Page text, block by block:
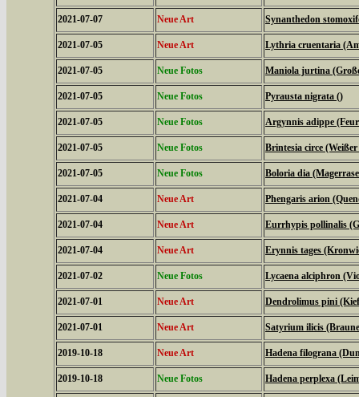
2021-07-07 Neue Art Synanthedon
2021-07-05 Neue Art Lythria cruentaria
2021-07-05 Neue Fotos Maniola jurtina
2021-07-05 Neue Fotos Pyrausta nigrata ()
2021-07-05 Neue Fotos Argynnis adippe
2021-07-05 Neue Fotos Brintesia circe
2021-07-05 Neue Fotos Boloria dia
2021-07-04 Neue Art Phengaris arion
2021-07-04 Neue Art Eurrhypis pollinalis
2021-07-04 Neue Art Erynnis tages
2021-07-02 Neue Fotos Lycaena alciphron
2021-07-01 Neue Art Dendrolimus pini
2021-07-01 Neue Art Satyrium ilicis
2019-10-18 Neue Art Hadena filograna
2019-10-18 Neue Fotos Hadena perplexa